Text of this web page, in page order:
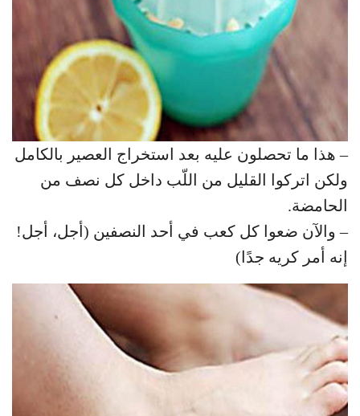
– هذا ما تحصلون عليه بعد استخراج العصير بالكامل
ولكن اتركوا القليل من اللّب داخل كل نصف من
الحامضة.
– والآن ضعوا كل كعب في أحد النصفين (أجل، أجل!
إنه أمر كريه جدًا)